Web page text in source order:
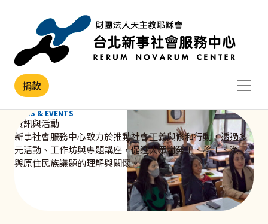
捐款
NEWS & EVENTS
資訊與活動
新事社會服務中心致力於推動社會正義與修和行動，透過多
元活動、工作坊與專題講座，促進大眾對勞工、移工、漁工
與原住民族議題的理解與關懷。